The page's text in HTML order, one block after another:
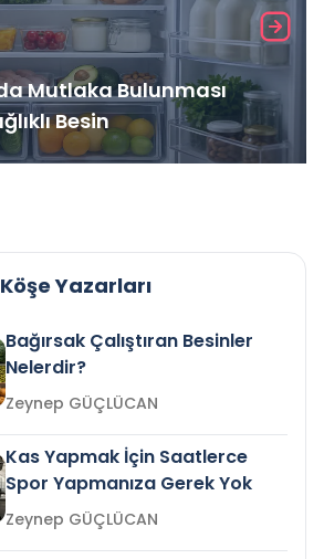
Mutlaka Bulunması
Besin
Köşe Yazarları
Bağırsak Çalıştıran Besinler
Nelerdir?
Zeynep GÜÇLÜCAN
Kas Yapmak İçin Saatlerce
Spor Yapmanıza Gerek Yok
Zeynep GÜÇLÜCAN